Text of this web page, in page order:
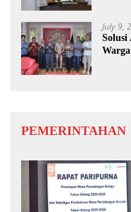
July 9,
Solusi
PEMERINTAHAN